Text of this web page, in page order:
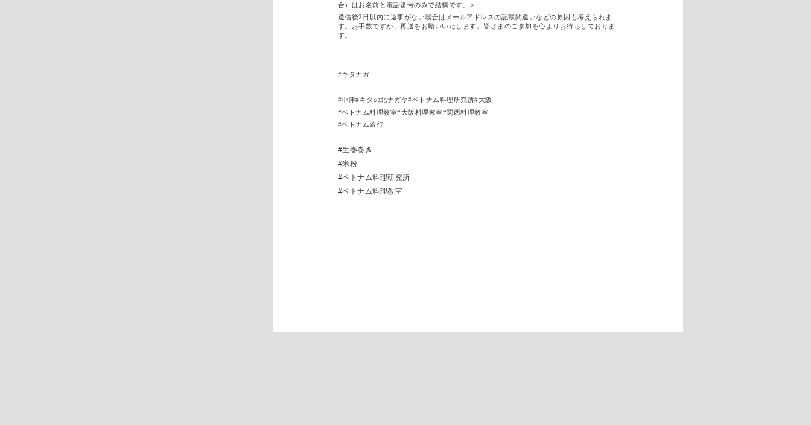
合）はお名前と電話番号のみで結構です。＞
送信後2日以内に返事がない場合はメールアドレスの記載間違いなどの原因も考えられま
す。お手数ですが、再送をお願いいたします。皆さまのご参加を心よりお待ちしておりま
す。
#キタナガ
#中津#キタの北ナガヤ#ベトナム料理研究所#大阪
#ベトナム料理教室#大阪料理教室#関西料理教室
#ベトナム旅行
#生春巻き
#米粉
#ベトナム料理研究所
#ベトナム料理教室